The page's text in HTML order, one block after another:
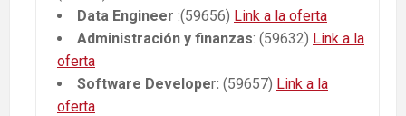
Data Engineer :(59656) Link a la oferta
Administración y finanzas: (59632) Link a la
oferta
Software Developer: (59657) Link a la
oferta